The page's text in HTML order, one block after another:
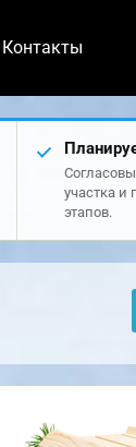
Контакты
участка и
этапов.